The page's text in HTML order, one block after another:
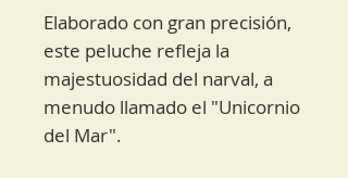
Elaborado con gran precisión,
este peluche refleja la
majestuosidad del narval, a
menudo llamado el "Unicornio
del Mar".